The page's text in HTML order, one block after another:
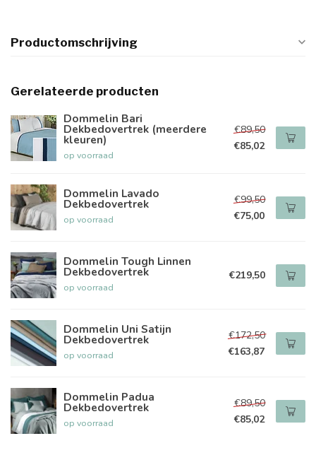
Productomschrijving
Gerelateerde producten
Dommelin Bari
Dekbedovertrek (meerdere
kleuren)
op voorraad
€89,50
€85,02
Dommelin Lavado
Dekbedovertrek
op voorraad
€99,50
€75,00
Dommelin Tough Linnen
Dekbedovertrek
op voorraad
€219,50
Dommelin Uni Satijn
Dekbedovertrek
op voorraad
€172,50
€163,87
Dommelin Padua
Dekbedovertrek
op voorraad
€89,50
€85,02